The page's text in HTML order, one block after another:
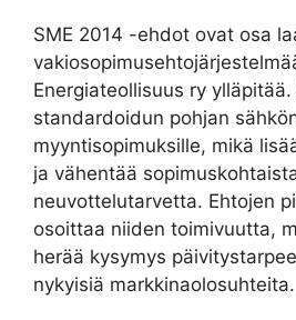
SME 2014 -ehdot ovat osa
Energiateollisuus ry
standardoidun pohjan
myyntisopimuksille, mikä
ja vähentää
neuvottelutarvetta. Ehtojen
osoittaa niiden toimivuutta,
herää kysymys
nykyisiä markkinaolosuhteita.